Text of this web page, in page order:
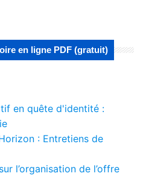
en ligne PDF (gratuit)
en quête d'identité :
: Entretiens de
l’organisation de l’offre